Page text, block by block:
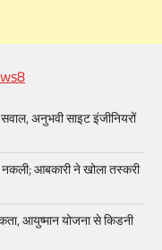
अनुभवी साइट इंजीनियरों
आबकारी ने खोला तस्करी
आयुष्मान योजना से किडनी